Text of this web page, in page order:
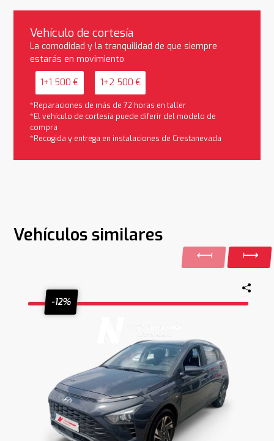
Vehículo de cortesía
La comodidad y la tranquilidad de que siempre
estarás en movimiento
1+1 500 € 1+2 500 €
*Reparaciones de más de 72 horas en taller
*El vehículo de cortesía puede diferir del modelo de
compra
*Recogida y entrega en instalaciones de Crestanevada
Vehículos similares
-12%